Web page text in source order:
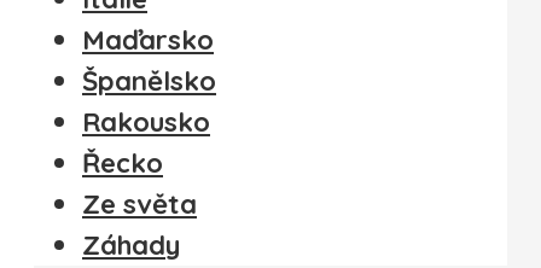
Maďarsko
Španělsko
Rakousko
Řecko
Ze světa
Záhady